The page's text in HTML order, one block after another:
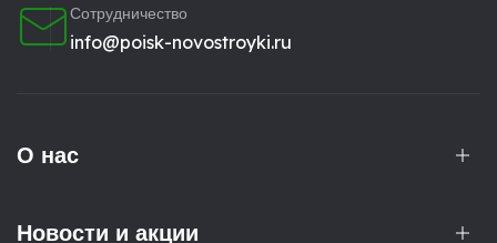
Сотрудничество
info@poisk-novostroyki.ru
О нас
Новости и акции